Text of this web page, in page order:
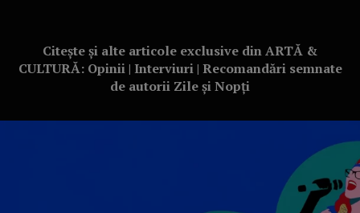
Citește și alte articole exclusive din ARTĂ &
CULTURĂ: Opinii | Interviuri | Recomandări semnate
de autorii Zile și Nopți